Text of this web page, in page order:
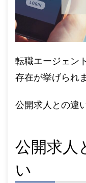
転職エージェン
存在が挙げられ
公開求人との違
公開求人
い